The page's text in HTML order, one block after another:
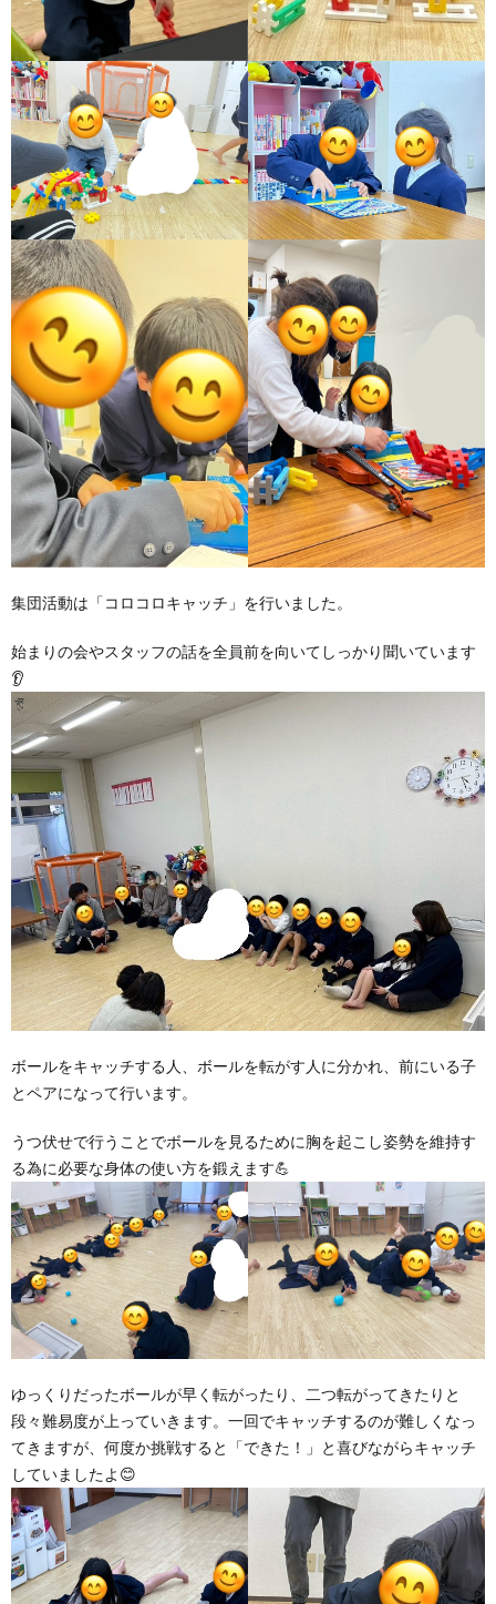
集団活動は「コロコロキャッチ」を行いました。
始まりの会やスタッフの話を全員前を向いてしっかり聞いています
👂
ボールをキャッチする人、ボールを転がす人に分かれ、前にいる子
とペアになって行います。
うつ伏せで行うことでボールを見るために胸を起こし姿勢を維持す
る為に必要な身体の使い方を鍛えます💪
ゆっくりだったボールが早く転がったり、二つ転がってきたりと
段々難易度が上っていきます。一回でキャッチするのが難しくなっ
てきますが、何度か挑戦すると「できた！」と喜びながらキャッチ
していましたよ😊